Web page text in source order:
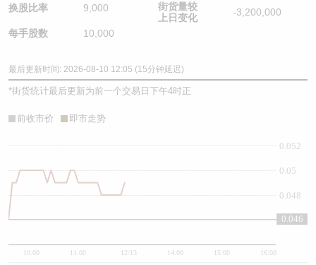
换股比率 9,000
每手股数 10,000
街货量较
上日变化
-3,200,000
最后更新时间: 2026-08-10 12:05 (15分钟延迟)
*街货统计最后更新为前一个交易日下午4时正
前收市价 即市走势
10:00 11:00 12/13 14:00 15:00 16:00
0.046
0.048
0.05
0.052
0.046